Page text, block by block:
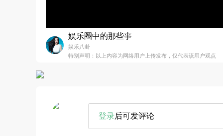
娱乐圈中的那些事
娱乐八卦
特别声明：以上内容为网络用户上传发布，仅代表该用户观点
登录后可发评论